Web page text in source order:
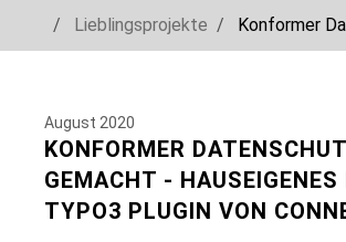
Lieblingsprojekte
Konformer Datenschutz leicht gemacht -
August 2020
KONFORMER
GEMACHT - HAUSEIGENES
TYPO3 PLUGIN VON